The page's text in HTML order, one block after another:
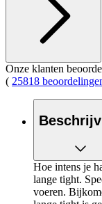
Onze klanten
( 25818
Hoe intens je
lange tight.
voeren.